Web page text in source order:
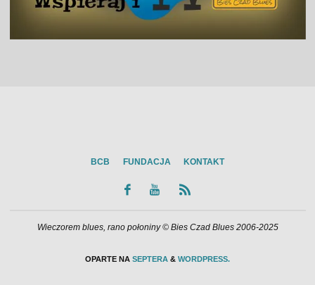
BCB FUNDACJA KONTAKT
Wieczorem blues, rano połoniny © Bies Czad Blues 2006-2025
OPARTE NA SEPTERA & WORDPRESS.